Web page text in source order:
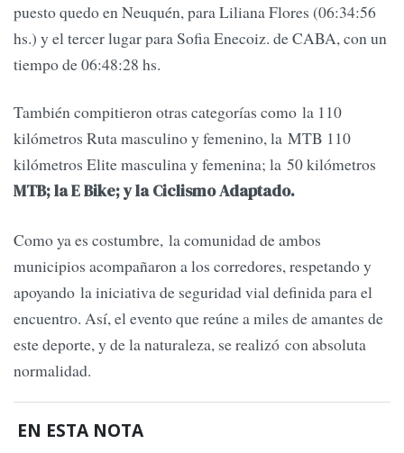
puesto quedo en Neuquén, para Liliana Flores (06:34:56
hs.) y el tercer lugar para Sofia Enecoiz. de CABA, con un
tiempo de 06:48:28 hs.
También compitieron otras categorías como la 110
kilómetros Ruta masculino y femenino, la MTB 110
kilómetros Elite masculina y femenina; la 50 kilómetros
MTB; la E Bike; y la Ciclismo Adaptado.
Como ya es costumbre, la comunidad de ambos
municipios acompañaron a los corredores, respetando y
apoyando la iniciativa de seguridad vial definida para el
encuentro. Así, el evento que reúne a miles de amantes de
este deporte, y de la naturaleza, se realizó con absoluta
normalidad.
EN ESTA NOTA